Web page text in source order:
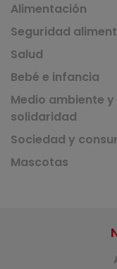
Alimentación
Seguridad
Salud
Bebé e infancia
Medio ambiente y
solidaridad
Sociedad y
Mascotas